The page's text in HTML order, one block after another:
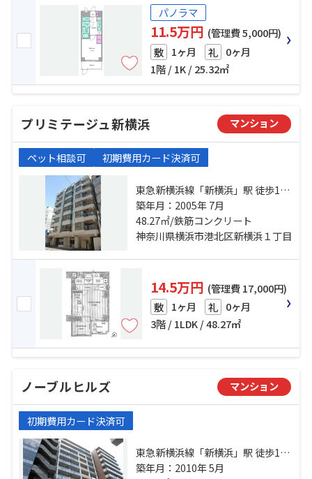
パノラマ
11.5万円 (管理費 5,000円)
敷 1ヶ月 礼 0ヶ月
1階 / 1K / 25.32㎡
プリミテージュ新横浜 マンション
ペット相談可 初期費用カード決済可
東急新横浜線「新横浜」駅 徒歩13
分 横浜線「小机」駅 徒歩17分 ブル
ーライン「岸根公園」駅 徒歩15分
築年月：2005年 7月
48.27㎡/鉄筋コンクリート
神奈川県横浜市港北区新横浜１丁目
14.5万円 (管理費 17,000円)
敷 1ヶ月 礼 0ヶ月
3階 / 1LDK / 48.27㎡
ノーブルヒルズ マンション
初期費用カード決済可
東急新横浜線「新横浜」駅 徒歩12
分 横浜線「新横浜」駅 徒歩12分 ブ
築年月：2010年 5月